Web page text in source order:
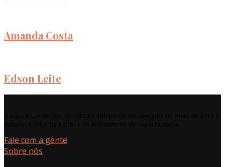
Amanda Costa
Edson Leite
Fale com a gente
Sobre nós